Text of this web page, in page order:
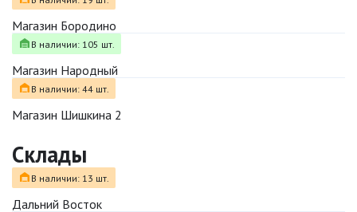
Магазин Бородино
В наличии: 105 шт.
Магазин Народный
В наличии: 44 шт.
Магазин Шишкина 2
Склады
В наличии: 13 шт.
Дальний Восток